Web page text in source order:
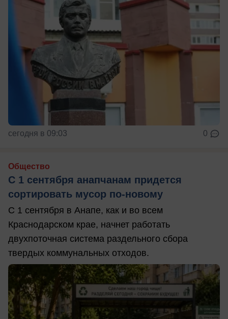
сегодня в 09:03 0
Общество
С 1 сентября анапчанам придется
сортировать мусор по-новому
С 1 сентября в Анапе, как и во всем
Краснодарском крае, начнет работать
двухпоточная система раздельного сбора
твердых коммунальных отходов.